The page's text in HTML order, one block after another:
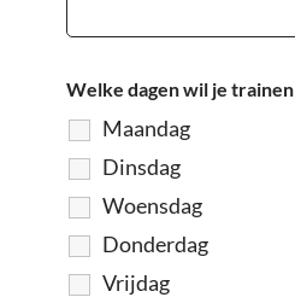
Welke dagen wil je trainen
Maandag
Dinsdag
Woensdag
Donderdag
Vrijdag